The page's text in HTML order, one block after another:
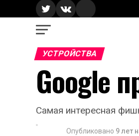
УСТРОЙСТВА
Google
Самая интересная
Опубликовано 9 лет